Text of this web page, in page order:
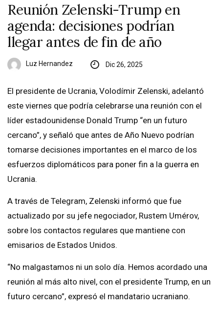
Reunión Zelenski-Trump en
agenda: decisiones podrían
llegar antes de fin de año
Luz Hernandez Dic 26, 2025
El presidente de Ucrania, Volodímir Zelenski, adelantó
este viernes que podría celebrarse una reunión con el
líder estadounidense Donald Trump “en un futuro
cercano”, y señaló que antes de Año Nuevo podrían
tomarse decisiones importantes en el marco de los
esfuerzos diplomáticos para poner fin a la guerra en
Ucrania.
A través de Telegram, Zelenski informó que fue
actualizado por su jefe negociador, Rustem Umérov,
sobre los contactos regulares que mantiene con
emisarios de Estados Unidos.
“No malgastamos ni un solo día. Hemos acordado una
reunión al más alto nivel, con el presidente Trump, en un
futuro cercano”, expresó el mandatario ucraniano.